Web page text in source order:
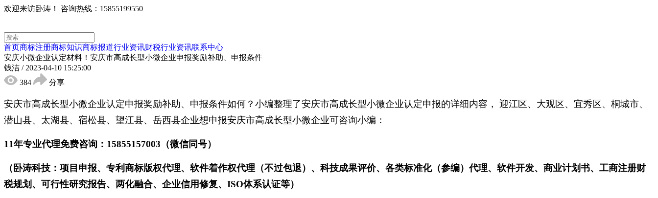
欢迎来访卧涛！ 咨询热线：15855199550
首页商标注册商标知识商标报道行业资讯财税行业资讯联系中心
安庆小微企业认定材料！安庆市高成长型小微企业申报奖励补助、申报条件
钱洁 / 2023-04-10 15:25:00
384
分享
安庆市高成长型小微企业认定申报奖励补助、申报条件如何？小编整理了安庆市高成长型小微企业认定申报的详细内容， 迎江区、大观区、宜秀区、桐城市、
潜山县、太湖县、宿松县、望江县、岳西县企业想申报安庆市高成长型小微企业可咨询小编：
11年专业代理免费咨询：15855157003（微信同号）
（卧涛科技：项目申报、专利商标版权代理、软件着作权代理（不过包退）、科技成果评价、各类标准化（参编）代理、软件开发、商业计划书、工商注册财
税规划、可行性研究报告、两化融合、企业信用修复、ISO体系认证等）